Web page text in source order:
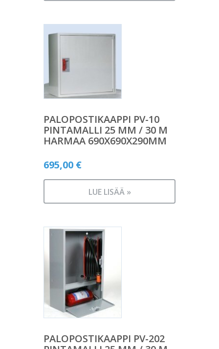
PALOPOSTIKAAPPI PV-10
PINTAMALLI 25 MM / 30 M
HARMAA 690X690X290MM
695,00 €
LUE LISÄÄ »
PALOPOSTIKAAPPI PV-202